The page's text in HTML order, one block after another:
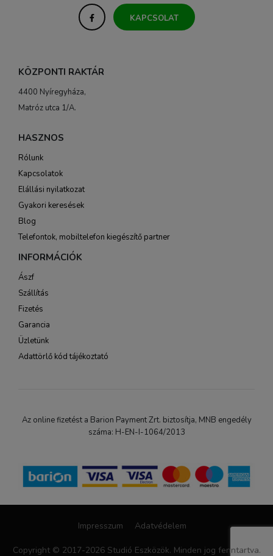
KAPCSOLAT
KÖZPONTI RAKTÁR
4400 Nyíregyháza,
Matróz utca 1/A.
HASZNOS
Rólunk
Kapcsolatok
Elállási nyilatkozat
Gyakori keresések
Blog
Telefontok, mobiltelefon kiegészítő partner
INFORMÁCIÓK
Ászf
Szállítás
Fizetés
Garancia
Üzletünk
Adattörlő kód tájékoztató
Az online fizetést a Barion Payment Zrt. biztosítja, MNB engedély
száma: H-EN-I-1064/2013
Impresszum Adatvédelem
Copyright © 2017-2026 Studió Eszközök. Minden jog fenntartva.